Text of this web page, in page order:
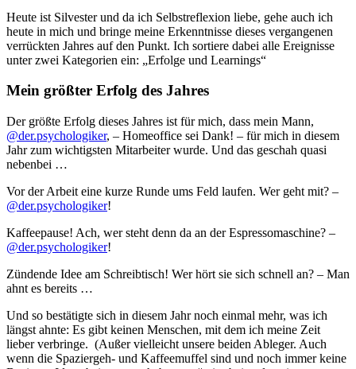
Heute ist Silvester und da ich Selbstreflexion liebe, gehe auch ich
heute in mich und bringe meine Erkenntnisse dieses vergangenen
verrückten Jahres auf den Punkt. Ich sortiere dabei alle Ereignisse
unter zwei Kategorien ein: „Erfolge und Learnings“
Mein größter Erfolg des Jahres
Der größte Erfolg dieses Jahres ist für mich, dass mein Mann,
@der.psychologiker, – Homeoffice sei Dank! – für mich in diesem
Jahr zum wichtigsten Mitarbeiter wurde. Und das geschah quasi
nebenbei …
Vor der Arbeit eine kurze Runde ums Feld laufen. Wer geht mit? –
@der.psychologiker!
Kaffeepause! Ach, wer steht denn da an der Espressomaschine? –
@der.psychologiker!
Zündende Idee am Schreibtisch! Wer hört sie sich schnell an? – Man
ahnt es bereits …
Und so bestätigte sich in diesem Jahr noch einmal mehr, was ich
längst ahnte: Es gibt keinen Menschen, mit dem ich meine Zeit
lieber verbringe. (Außer vielleicht unsere beiden Ableger. Auch
wenn die Spaziergeh- und Kaffeemuffel sind und noch immer keine